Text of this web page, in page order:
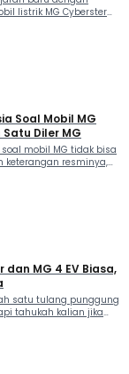
listrik MG Cyberster
Acara serah
Soal Mobil MG
Diler MG
mobil MG tidak bisa
keterangan resminya,
menyatakan sedang
dan MG 4 EV Biasa,
satu tulang punggung
tahukah kalian jika
kita ulas perbedaan